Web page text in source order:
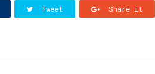
Tweet Share it